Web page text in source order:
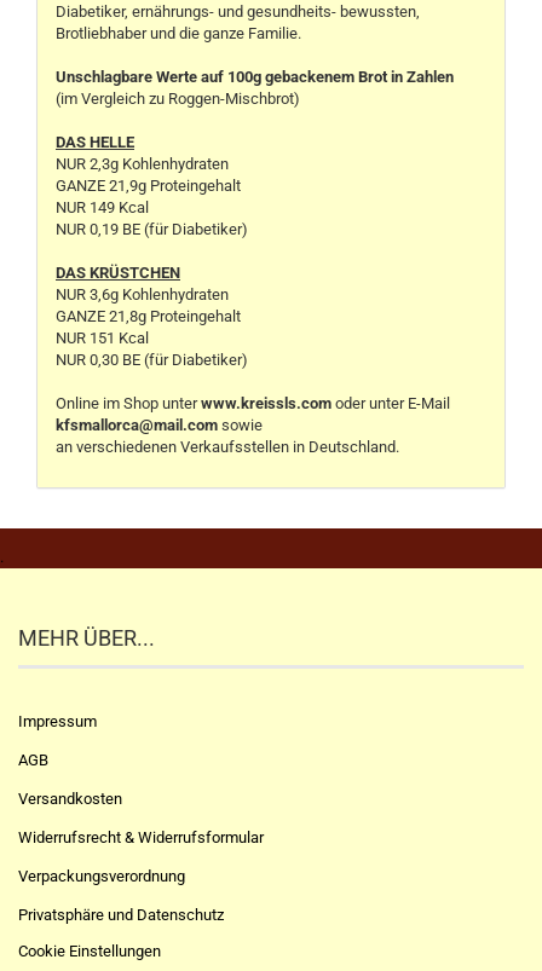
Diabetiker, ernährungs- und gesundheits- bewussten,
Brotliebhaber und die ganze Familie.
Unschlagbare Werte auf 100g gebackenem Brot in Zahlen
(im Vergleich zu Roggen-Mischbrot)
DAS HELLE
NUR 2,3g Kohlenhydraten
GANZE 21,9g Proteingehalt
NUR 149 Kcal
NUR 0,19 BE (für Diabetiker)
DAS KRÜSTCHEN
NUR 3,6g Kohlenhydraten
GANZE 21,8g Proteingehalt
NUR 151 Kcal
NUR 0,30 BE (für Diabetiker)
Online im Shop unterwww.kreissls.com oder unter E-Mail
kfsmallorca@mail.com sowie
an verschiedenen Verkaufsstellen in Deutschland.
.
MEHR ÜBER...
Impressum
AGB
Versandkosten
Widerrufsrecht & Widerrufsformular
Verpackungsverordnung
Privatsphäre und Datenschutz
Cookie Einstellungen